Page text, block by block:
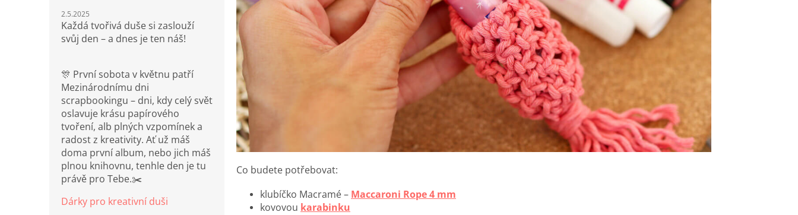
2.5.2025
Každá tvořivá duše si zaslouží
svůj den – a dnes je ten náš!
🎊 První sobota v květnu patří
Mezinárodnímu dni
scrapbookingu – dni, kdy celý svět
oslavuje krásu papírového
tvoření, alb plných vzpomínek a
radost z kreativity. Ať už máš
doma první album, nebo jich máš
plnou knihovnu, tenhle den je tu
právě pro Tebe.✂️
Dárky pro kreativní duši
Co budete potřebovat:
klubíčko Macramé – Maccaroni Rope 4 mm
kovovou karabinku